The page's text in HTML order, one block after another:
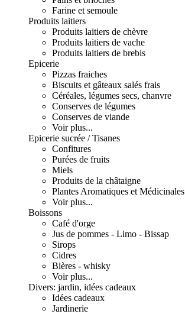
Farine et semoule
Produits laitiers
Produits laitiers de chèvre
Produits laitiers de vache
Produits laitiers de brebis
Epicerie
Pizzas fraiches
Biscuits et gâteaux salés frais
Céréales, légumes secs, chanvre
Conserves de légumes
Conserves de viande
Voir plus...
Epicerie sucrée / Tisanes
Confitures
Purées de fruits
Miels
Produits de la châtaigne
Plantes Aromatiques et Médicinales
Voir plus...
Boissons
Café d'orge
Jus de pommes - Limo - Bissap
Sirops
Cidres
Bières - whisky
Voir plus...
Divers: jardin, idées cadeaux
Idées cadeaux
Jardinerie